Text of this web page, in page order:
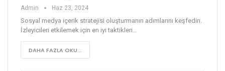
Admin Haz 23, 2024
Sosyal medya içerik stratejisi oluşturmanın adımlarını keşfedin.
İzleyicileri etkilemek için en iyi taktikleri…
DAHA FAZLA OKU...